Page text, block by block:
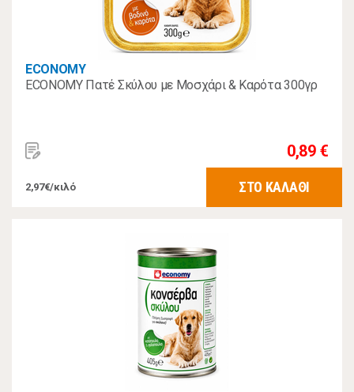
ECONOMY
ECONOMY Πατέ Σκύλου με Μοσχάρι & Καρότα 300γρ
0,89 €
2,97€/κιλό ΣΤΟ ΚΑΛΑΘΙ